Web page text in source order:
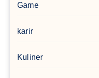
Game
karir
Kuliner